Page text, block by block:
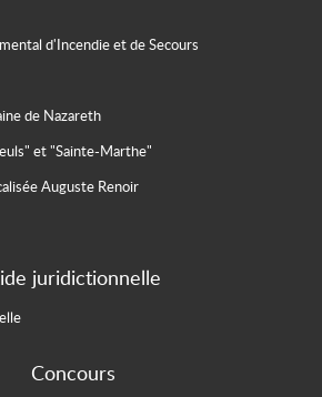
d'Incendie et de Secours
de Nazareth
et "Sainte-Marthe"
Auguste Renoir
juridictionnelle
Concours